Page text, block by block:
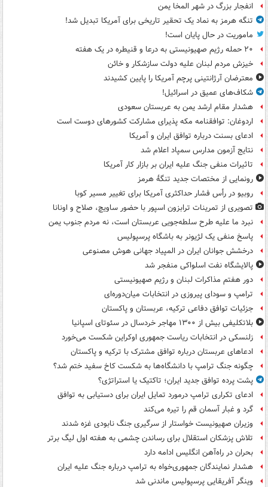
انفجار بزرگ در شهر المخا یمن
تنگه هرمز به نماد یک تحقیر تاریخی برای آمریکا تبدیل شد!
ماموریت در حال پایان است!
۲۰ حمله رژیم صهیونیستی به درعا و قنیطره در یک هفته
خیزش مردم لبنان علیه دولت سازشکار و خائن
معترضان آرژانتینی پرچم آمریکا را پایین کشیدند
شکاف‌های عمیق در اسرائیل!
هشدار مقام ارشد یمن به عربستان سعودی
اردوغان: توافقنامه مکه پذیرای مشارکت کشورهای دوست است
ادعای بسنت درباره توافق ایران و آمریکا
نتایج آزمون مدارس سمپاد اعلام شد
تاثیرات منفی جنگ علیه ایران بر بازار کار آمریکا
رونمایی از مختصات جدید تنگۀ هرمز
روبیو در رأس فشار حداکثری آمریکا برای تغییر مسیر کوبا
تصویری از تمرینات ترابزون اسپور با حضور ساویچ، صلاح و اونانا
نبرد ما علیه طرح سلطه‌جویی عربستان است، نه مردم جنوب یمن
پاسخ منفی یک لژیونر به باشگاه پرسپولیس
درخشش جوانان ایران در المپیاد جهانی هوش مصنوعی
پالایشگاه نفت اسلواکی منفجر شد
دور هفتم مذاکرات لبنان و رژیم صهیونیستی
ترامپ و سودای پیروزی در انتخابات میان‌دوره‌ای
جزئیات توافق دفاعی ترکیه، عربستان و پاکستان
بلاتکلیفی بیش از ۱۳۰۰ مهاجر خردسال در سئوتای اسپانیا
زلنسکی در انتخابات ریاست جمهوری اوکراین شکست می‌خورد
ادعاهای عربستان درباره توافق مشترک با ترکیه و پاکستان
چگونه جنگ ترامپ با دانشگاه‌ها به شکست کاخ سفید ختم شد؟
پشت پرده توافق جدید ایران؛ تاکتیک یا استراتژی؟
ادعای تکراری ترامپ درمورد تمایل ایران برای دستیابی به توافق
گرد و غبار آسمان قم را تیره می‌کند
وزیران صهیونیست خواستار از سرگیری جنگ نابودی غزه شدند
تلاش پزشکان استقلال برای رساندن چشمی به هفته اول لیگ برتر
بحران در راه‌آهن انگلیس ادامه دارد
هشدار نمایندگان جمهوری‌خواه به ترامپ درباره جنگ علیه ایران
وینگر آفریقایی پرسپولیس ماندنی شد